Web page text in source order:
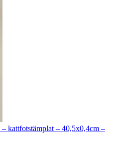
kattfotstämplat – 40,5x0,4cm –